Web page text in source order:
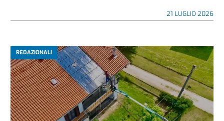
21 LUGLIO 2026
REDAZIONALI